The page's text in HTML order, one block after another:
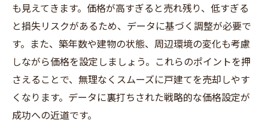
も見えてきます。価格が高すぎると売れ残り、低すぎる
と損失リスクがあるため、データに基づく調整が必要で
す。また、築年数や建物の状態、周辺環境の変化も考慮
しながら価格を設定しましょう。これらのポイントを押
さえることで、無理なくスムーズに戸建てを売却しやす
くなります。データに裏打ちされた戦略的な価格設定が
成功への近道です。